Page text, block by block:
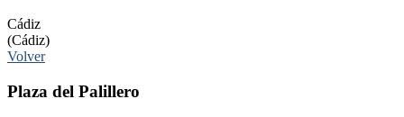
Cádiz
(Cádiz)
Volver
Plaza del Palillero